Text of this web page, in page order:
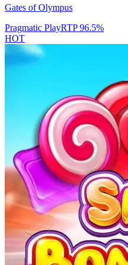
Gates of Olympus
Pragmatic PlayRTP96.5%
HOT